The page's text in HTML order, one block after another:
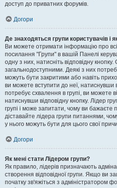
доступ до приватних форумів.
Догори
Де знаходяться групи користувачів і
Ви можете отримати інформацію про
посилання "Групи" в вашій Панелі
одну з них, натисніть відповідну кнопку.
загальнодоступними. Деякі з них
можуть бути закритими або навіть
ви можете вступити до неї, натиснувши
потребує схвалення в групі, ви можете
натиснувши відповідну кнопку. Лідер
групі і може запитати, чому ви бажаєте
діставайте лідера групи питаннями,
у нього можуть бути для цього свої
Догори
Як мені стати Лідером групи?
Як правило, лідерів призначають
створення відповідної групи. Якщо ви
початку зв'яжіться з адміністратором